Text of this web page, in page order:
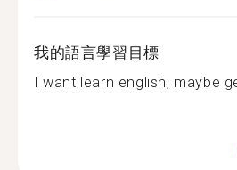
我的語言學習目標
I want learn english, maybe